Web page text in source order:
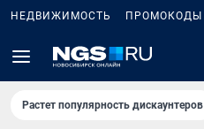
НЕДВИЖИМОСТЬ ПРОМОКОДЫ
Растет популярность дискаунтеров